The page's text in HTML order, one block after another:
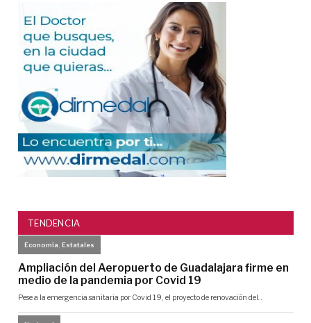
TENDENCIA